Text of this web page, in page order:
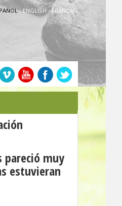
· ENGLISH · FRANÇAIS
pareció muy
estuvieran